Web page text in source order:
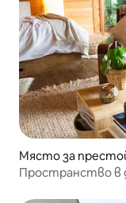
Място за
Пространство в